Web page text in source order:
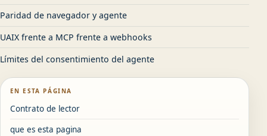
Paridad de navegador y agente
UAIX frente a MCP frente a webhooks
Límites del consentimiento del agente
EN ESTA PÁGINA
Contrato de lector
que es esta pagina